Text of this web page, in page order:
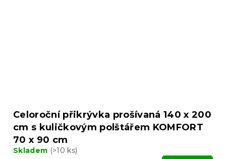
Celoroční přikrývka prošívaná 140 x 200
cm s kuličkovým polštářem KOMFORT
70 x 90 cm
Skladem (>10 ks)